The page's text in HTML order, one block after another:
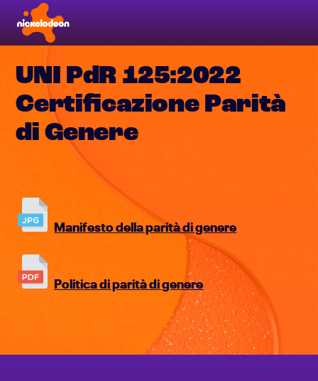
UNI PdR 125:2022
Certificazione Parità
di Genere
Manifesto della parità di genere
Politica di parità di genere